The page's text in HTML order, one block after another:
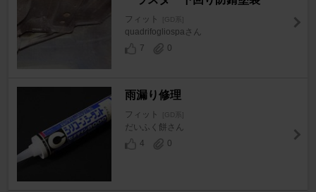
フィット [GD系]
quadrifogliospaさん
7
0
雨漏り修理
フィット [GD系]
だいふく餅さん
4
0